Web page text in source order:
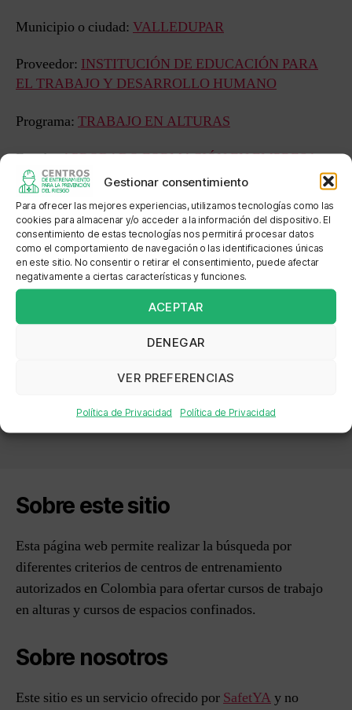
Gestionar consentimiento
Para ofrecer las mejores experiencias, utilizamos tecnologías como las
cookies para almacenar y/o acceder a la información del dispositivo. El
consentimiento de estas tecnologías nos permitirá procesar datos
como el comportamiento de navegación o las identificaciones únicas
en este sitio. No consentir o retirar el consentimiento, puede afectar
negativamente a ciertas características y funciones.
ACEPTAR
DENEGAR
VER PREFERENCIAS
Política de Privacidad Política de Privacidad
Municipio o ciudad: VALLEDUPAR
Proveedor: INSTITUCIÓN DE EDUCACIÓN PARA
EL TRABAJO Y DESARROLLO HUMANO
Programa: TRABAJO EN ALTURAS
Estado:APROBADO FORMACIÓN EN EMPRESA
Sede: CENTRO DE PRACTICAS UPARSISTEM
Dirección: CALLE 59 NO 18D - 351
Localización: ZONA AEROPUERTO
SEGURIDAD Y SALUD EN EL TRABAJO HSEQ
Sobre este sitio
Esta página web permite realizar la búsqueda por
diferentes criterios de centros de entrenamiento
autorizados en Colombia para ofertar cursos de trabajo
en alturas y cursos de espacios confinados.
Sobre nosotros
Este sitio es un servicio ofrecido por SafetYAy no